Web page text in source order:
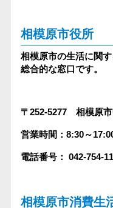
相模原市役所
相模原市の生活に関
総合的な窓口です。
〒252-5277 相模原市
営業時間：8:30～
電話番号： 042-754-
相模原市消費生